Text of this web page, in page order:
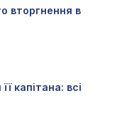
вторгнення в
капітана: всі